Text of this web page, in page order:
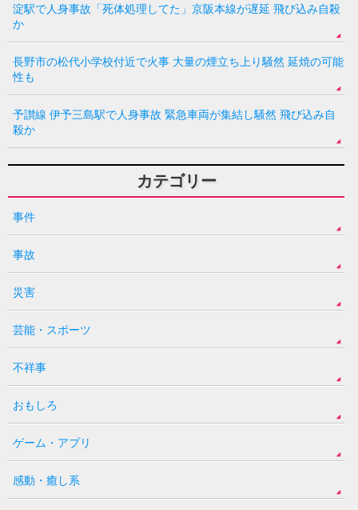
淀駅で人身事故「死体処理してた」京阪本線が遅延 飛び込み自殺
か
長野市の松代小学校付近で火事 大量の煙立ち上り騒然 延焼の可能
性も
予讃線 伊予三島駅で人身事故 緊急車両が集結し騒然 飛び込み自
殺か
カテゴリー
事件
事故
災害
芸能・スポーツ
不祥事
おもしろ
ゲーム・アプリ
感動・癒し系